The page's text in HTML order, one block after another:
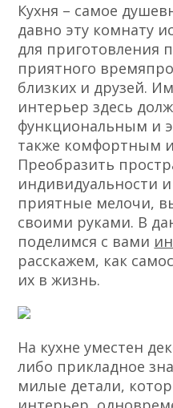
Кухня – самое
давно эту комнату
для приготовления
приятного
близких и друзей.
интерьер здесь
функциональным и
также комфортным
Преобразить
индивидуальности
приятные мелочи,
своими руками. В
поделимся с вами
расскажем, как
их в жизнь.
На кухне уместен
либо прикладное
милые детали,